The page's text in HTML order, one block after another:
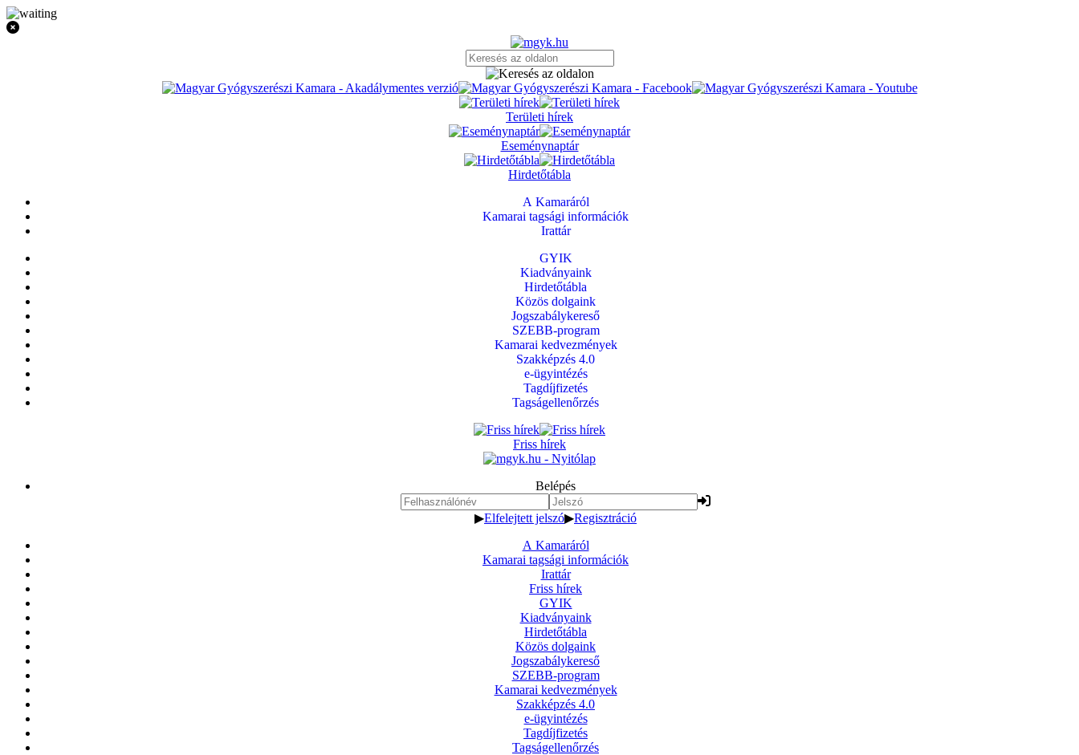
Területi hírek
Eseménynaptár
Hirdetőtábla
A Kamaráról
Kamarai tagsági információk
Irattár
GYIK
Kiadványaink
Hirdetőtábla
Közös dolgaink
Jogszabálykereső
SZEBB-program
Kamarai kedvezmények
Szakképzés 4.0
e-ügyintézés
Tagdíjfizetés
Tagságellenőrzés
Friss hírek
Belépés
▶Elfelejtett jelszó▶Regisztráció
A Kamaráról
Kamarai tagsági információk
Irattár
Friss hírek
GYIK
Kiadványaink
Hirdetőtábla
Közös dolgaink
Jogszabálykereső
SZEBB-program
Kamarai kedvezmények
Szakképzés 4.0
e-ügyintézés
Tagdíjfizetés
Tagságellenőrzés